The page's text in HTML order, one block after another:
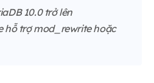
10.0 trở lên
hỗ trợ mod_rewrite hoặc